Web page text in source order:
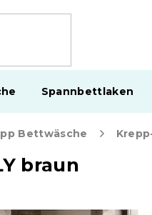
Spannbettlaken
Bettwäsche
braun